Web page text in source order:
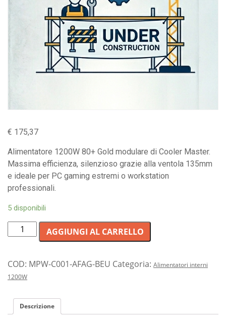
€ 175,37
Alimentatore 1200W 80+ Gold modulare di Cooler Master.
Massima efficienza, silenzioso grazie alla ventola 135mm
e ideale per PC gaming estremi o workstation
professionali.
5 disponibili
Alimentatore
per
ad
alta
1200W
con
AGGIUNGI AL CARRELLO
COD: MPW-C001-AFAG-BEU Categoria: Alimentatori interni
1200W
Descrizione